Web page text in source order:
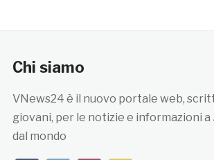
Chi siamo
VNews24 è il nuovo portale web,
giovani, per le notizie e informazioni a
dal mondo